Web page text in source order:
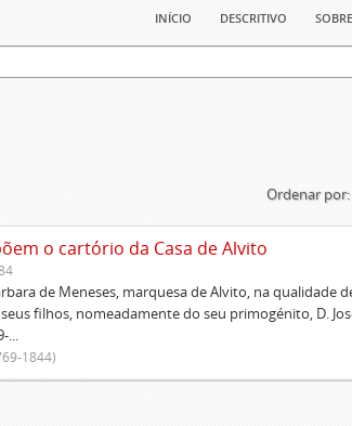
início descritivo sobre
Ordenar por:
o cartório da Casa de Alvito
de Meneses, marquesa de Alvito, na qualidade
filhos, nomeadamente do seu primogénito, D.
...
1844)